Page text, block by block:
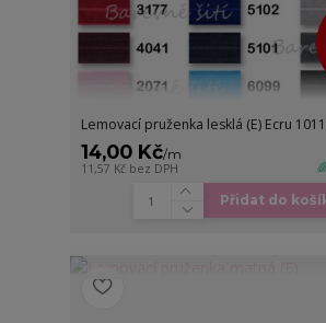
Lemovací pruženka lesklá (E) Ecru
14,00 Kč/m
11,57 Kč bez DPH
Přidat do